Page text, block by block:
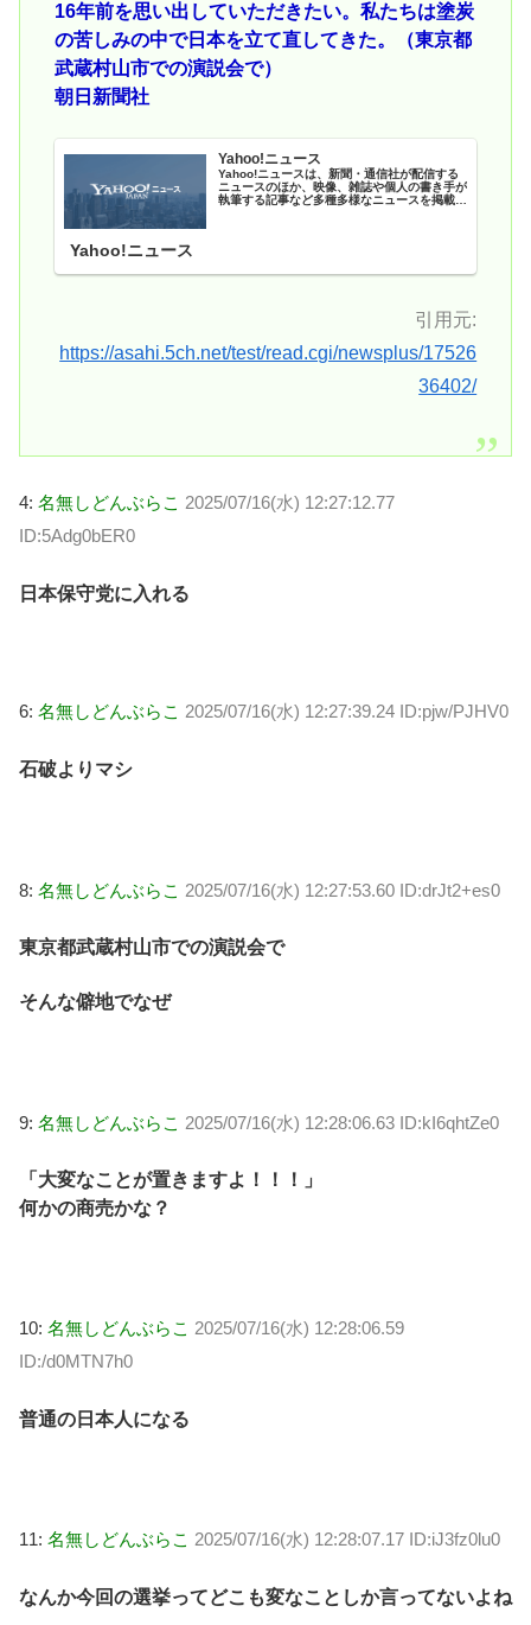
16年前を思い出していただきたい。私たちは塗炭
の苦しみの中で日本を立て直してきた。（東京都
武蔵村山市での演説会で）
朝日新聞社
Yahoo!ニュース
Yahoo!ニュースは、新聞・通信社が配信する
ニュースのほか、映像、雑誌や個人の書き手が
執筆する記事など多種多様なニュースを掲載し
Yahoo!ニュース
引用元:
https://asahi.5ch.net/test/read.cgi/newsplus/17526
36402/
4: 名無しどんぶらこ 2025/07/16(水) 12:27:12.77
ID:5Adg0bER0
日本保守党に入れる
6: 名無しどんぶらこ 2025/07/16(水) 12:27:39.24 ID:pjw/PJHV0
石破よりマシ
8: 名無しどんぶらこ 2025/07/16(水) 12:27:53.60 ID:drJt2+es0
東京都武蔵村山市での演説会で
そんな僻地でなぜ
9: 名無しどんぶらこ 2025/07/16(水) 12:28:06.63 ID:kI6qhtZe0
「大変なことが置きますよ！！！」
何かの商売かな？
10: 名無しどんぶらこ 2025/07/16(水) 12:28:06.59
ID:/d0MTN7h0
普通の日本人になる
11: 名無しどんぶらこ 2025/07/16(水) 12:28:07.17 ID:iJ3fz0lu0
なんか今回の選挙ってどこも変なことしか言ってないよね